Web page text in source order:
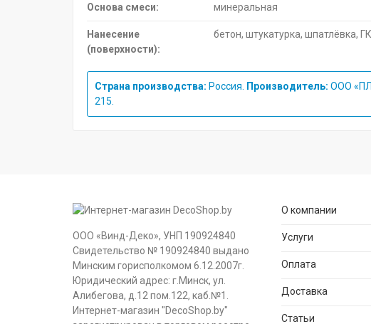
Основа смеси: минеральная
Нанесение
(поверхности):
бетон, штукатурка, шпатлёвка,
Страна производства: Россия. Производитель: ООО
215.
ООО «Винд-Деко», УНП 190924840
Свидетельство № 190924840 выдано
Минским горисполкомом 6.12.2007г.
Юридический адрес: г.Минск, ул.
Алибегова, д.12 пом.122, каб.№1.
Интернет-магазин "DecoShop.by"
О компании
Услуги
Оплата
Доставка
Статьи